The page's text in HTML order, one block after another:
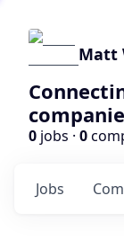
Matt
0 jobs · 0
Jobs